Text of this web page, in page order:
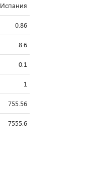
Испания
0.86
8.6
0.1
1
755.56
7555.6